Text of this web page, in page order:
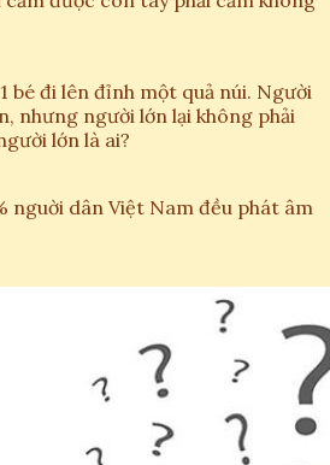
bé đi lên đỉnh một quả núi. Người
nhưng người lớn lại không phải
lớn là ai?
nguời dân Việt Nam đều phát âm